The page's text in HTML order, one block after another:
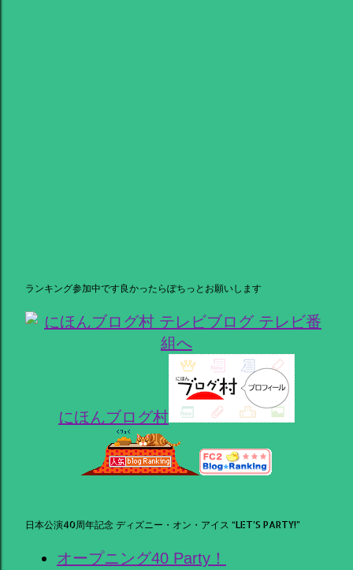
ランキング参加中です良かったらぽちっとお願いします
にほんブログ村
日本公演40周年記念 ディズニー・オン・アイス “LET’S PARTY!”
オープニング40 Party！